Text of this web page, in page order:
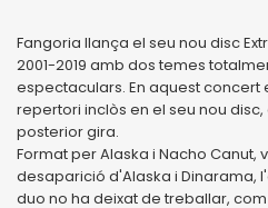
Fangoria llança el seu nou disc
2001-2019 amb dos temes
espectaculars. En aquest concert
repertori inclòs en el seu nou
posterior gira.
Format per Alaska i Nacho Canut,
desaparició d'Alaska i Dinarama,
duo no ha deixat de treballar,